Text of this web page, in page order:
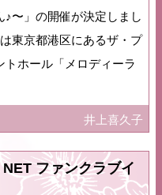
〜」の開催が決定しまし
東京都港区にあるザ・プ
トホール「メロディーラ
井上喜久子
ファンクラブイ